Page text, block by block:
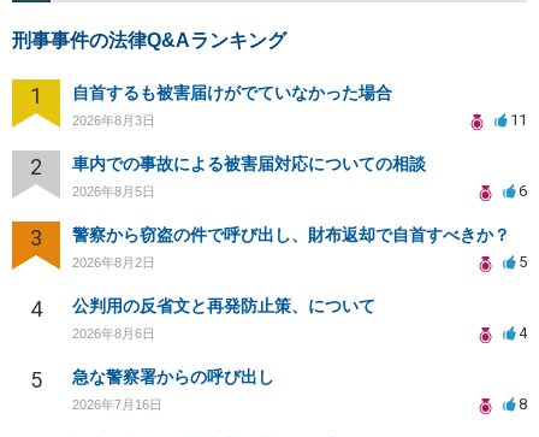
刑事事件の法律Q&Aランキング
1 自首するも被害届けがでていなかった場合
2026年8月3日 11
2 車内での事故による被害届対応についての相談
2026年8月5日 6
3 警察から窃盗の件で呼び出し、財布返却で自首すべきか？
2026年8月2日 5
4 公判用の反省文と再発防止策、について
2026年8月6日 4
5 急な警察署からの呼び出し
2026年7月16日 8